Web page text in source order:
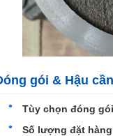
gói & Hậu cần
Tùy chọn đóng gói
Số lượng đặt